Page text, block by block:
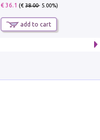
€ 36.1 (€38.00- 5.00%)
add to cart